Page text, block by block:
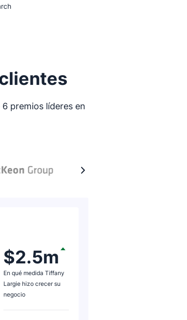
premios líderes en
En qué medida Tiffany
Largie hizo crecer su
negocio
$2.5m